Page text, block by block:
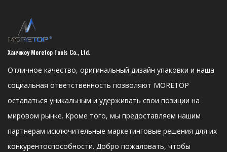
Ханчжоу Moretop Tools Co., Ltd.
Отличное качество, оригинальный дизайн упаковки и наша
социальная ответственность позволяют MORETOP
оставаться уникальным и удерживать свои позиции на
мировом рынке. Кроме того, мы предоставляем нашим
партнерам исключительные маркетинговые решения для их
конкурентоспособности. Добро пожаловать, чтобы